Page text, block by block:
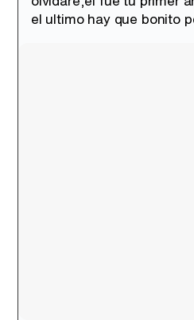
el ultimo hay que bonito